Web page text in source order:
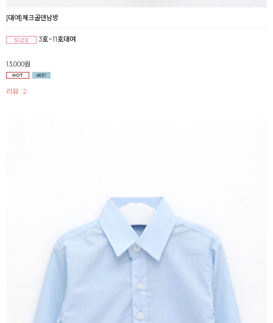
[대여]체크골덴남방
3호~11호대여
13,000원
리뷰 : 2